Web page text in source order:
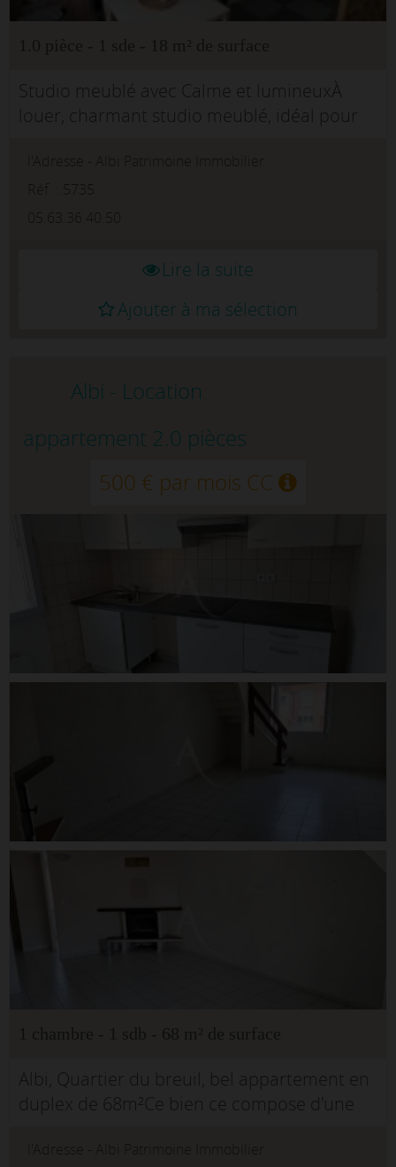
Studio meublé avec Calme et lumineuxÀ
louer, charmant studio meublé, idéal pour
Lire la suite
Ajouter à ma sélection
Albi - Location
appartement 2.0 pièces
500 € par mois CC
Albi, Quartier du breuil, bel appartement en
duplex de 68m²Ce bien ce compose d'une